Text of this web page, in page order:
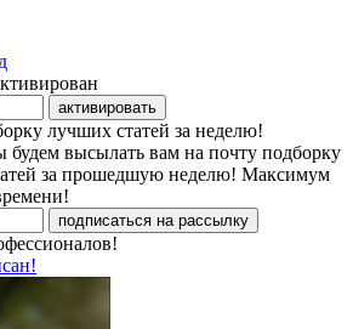
активировать
лучших статей за неделю!
высылать вам на почту подборку
за прошедшую неделю! Максимум
подписаться на рассылку